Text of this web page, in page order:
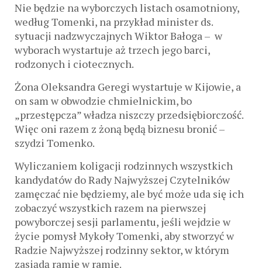
Nie będzie na wyborczych listach osamotniony,
według Tomenki, na przykład minister ds.
sytuacji nadzwyczajnych Wiktor Bałoga – w
wyborach wystartuje aż trzech jego barci,
rodzonych i ciotecznych.
Żona Oleksandra Geregi wystartuje w Kijowie, a
on sam w obwodzie chmielnickim, bo
„przestępcza” władza niszczy przedsiębiorczość.
Więc oni razem z żoną będą biznesu bronić –
szydzi Tomenko.
Wyliczaniem koligacji rodzinnych wszystkich
kandydatów do Rady Najwyższej Czytelników
zamęczać nie będziemy, ale być może uda się ich
zobaczyć wszystkich razem na pierwszej
powyborczej sesji parlamentu, jeśli wejdzie w
życie pomysł Mykoły Tomenki, aby stworzyć w
Radzie Najwyższej rodzinny sektor, w którym
zasiądą ramię w ramię.